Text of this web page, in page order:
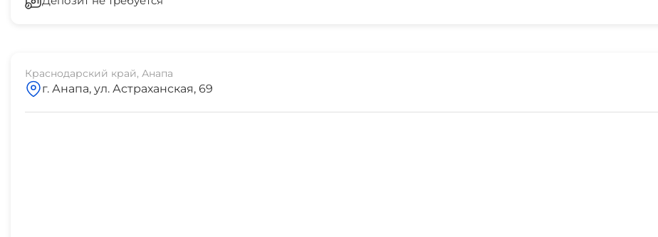
5 мин
аптека
Краснодарский край, Анапа
г. Анапа, ул. Астраханская, 69